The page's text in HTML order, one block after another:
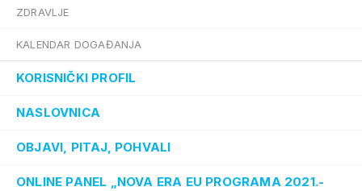
ZDRAVLJE
KALENDAR DOGAĐANJA
KORISNIČKI PROFIL
NASLOVNICA
OBJAVI, PITAJ, POHVALI
ONLINE PANEL „NOVA ERA EU PROGRAMA 2021.-